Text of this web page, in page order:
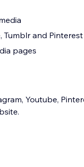
Tumblr and Pinterest
pages
Youtube,